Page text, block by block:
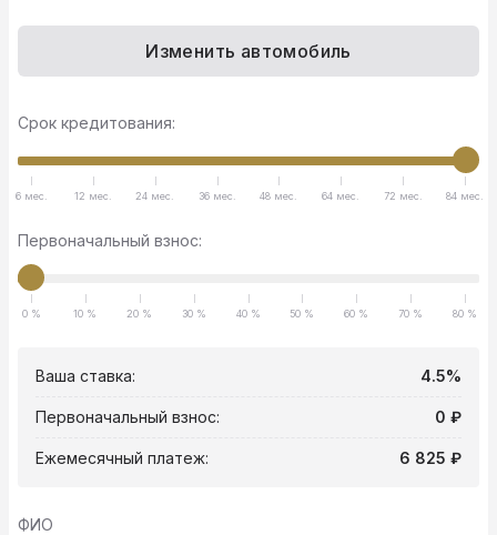
Изменить автомобиль
Срок кредитования:
6 мес. 12 мес. 24 мес. 36 мес. 48 мес. 64 мес. 72 мес. 84 мес.
Первоначальный взнос:
0 % 10 % 20 % 30 % 40 % 50 % 60 % 70 % 80 %
Ваша ставка: 4.5%
Первоначальный взнос: 0 ₽
Ежемесячный платеж: 6 825 ₽
ФИО